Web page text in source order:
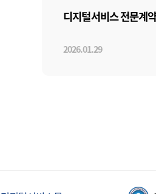
디지털서비스 전문계
2026.01.29